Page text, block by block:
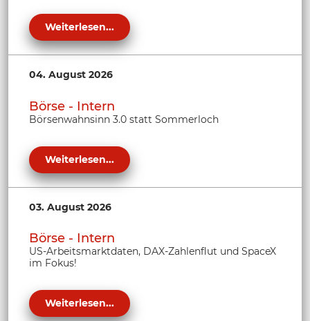
Weiterlesen...
04. August 2026
Börse - Intern
Börsenwahnsinn 3.0 statt Sommerloch
Weiterlesen...
03. August 2026
Börse - Intern
US-Arbeitsmarktdaten, DAX-Zahlenflut und SpaceX
im Fokus!
Weiterlesen...